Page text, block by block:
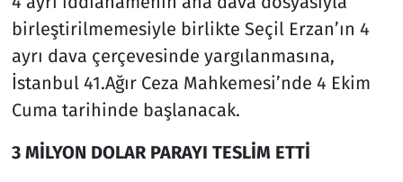
birleştirilmemesiyle birlikte Seçil Erzan’ın 4
ayrı dava çerçevesinde yargılanmasına,
İstanbul 41.Ağır Ceza Mahkemesi’nde 4 Ekim
Cuma tarihinde başlanacak.
3 MİLYON DOLAR PARAYI TESLİM ETTİ